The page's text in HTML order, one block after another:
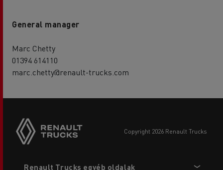
General manager
Marc Chetty
01394 614110
marc.chetty@renault-trucks.com
copyright 2026 Renault Trucks
Renault Trucks egyéb oldalak